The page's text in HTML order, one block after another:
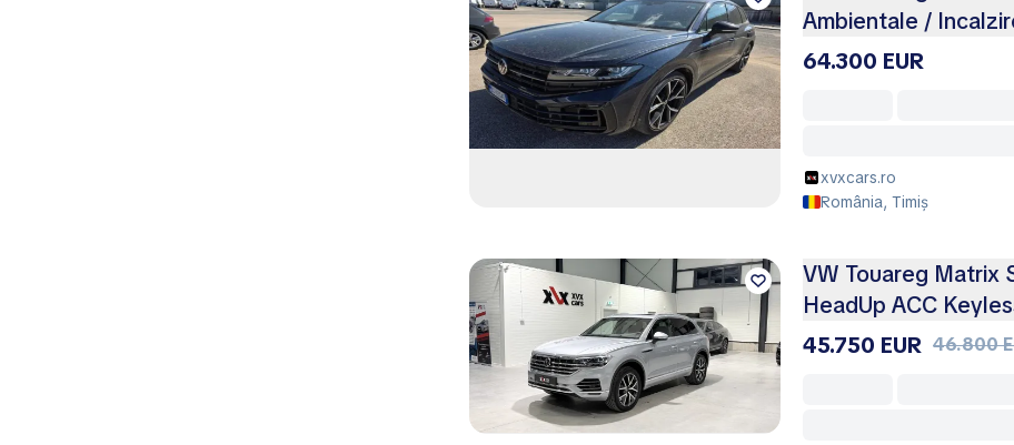
Ambientale /
64.300 EUR
xvxcars.ro
România, Timiș
VW Touareg Matrix
HeadUp ACC
45.750 EUR 46.800